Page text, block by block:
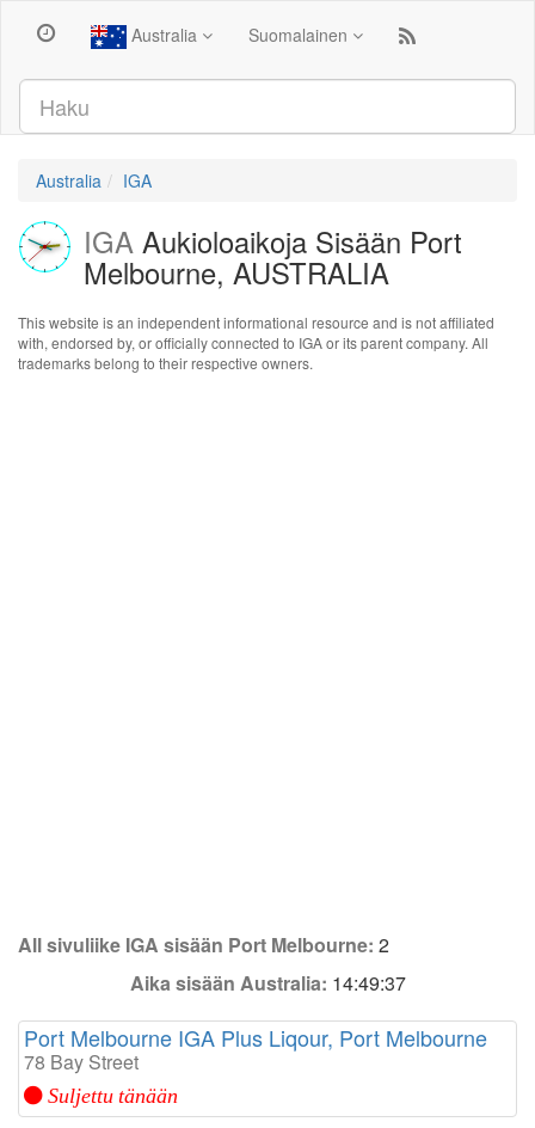
Australia Suomalainen
Australia IGA
IGA Aukioloaikoja Sisään Port
Melbourne, AUSTRALIA
This website is an independent informational resource and is not affiliated
with, endorsed by, or officially connected to IGA or its parent company. All
trademarks belong to their respective owners.
All sivuliike IGA sisään Port Melbourne: 2
Aika sisään Australia: 14:49:37
Port Melbourne IGA Plus Liqour, Port Melbourne
78 Bay Street
Suljettu tänään